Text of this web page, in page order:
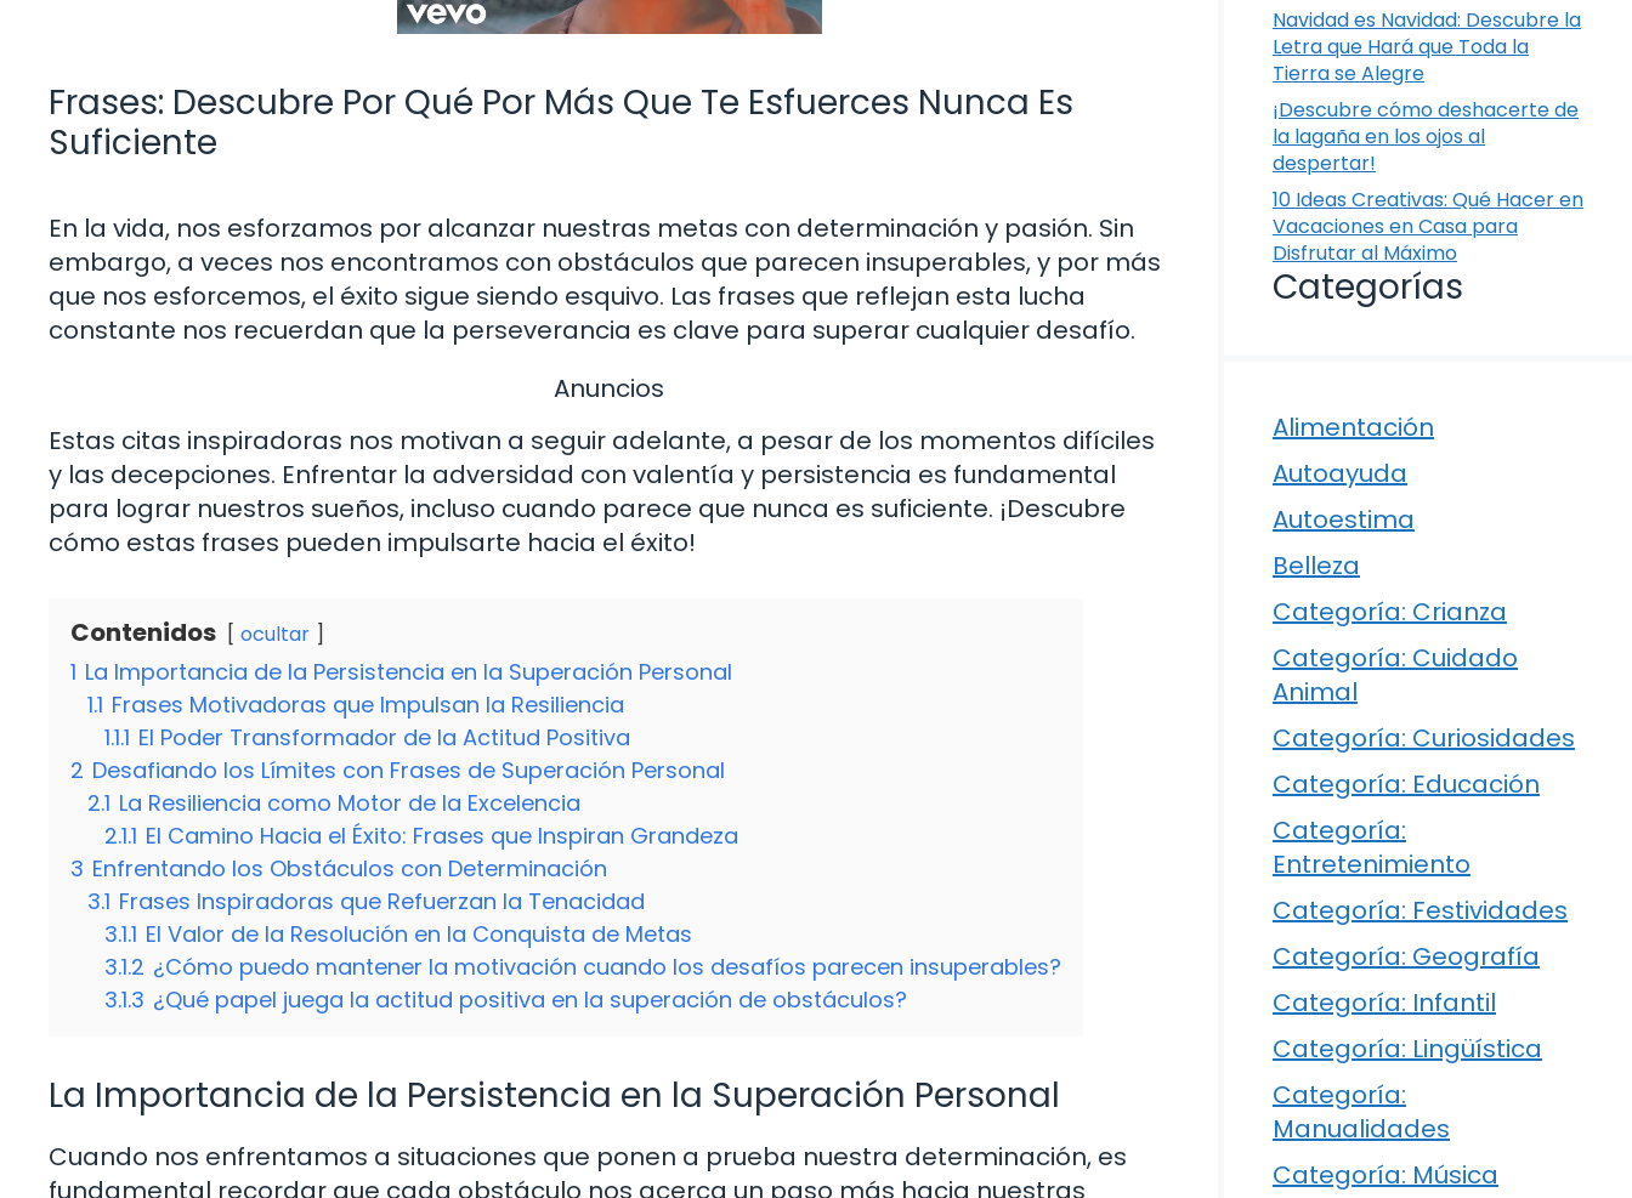
Frases: Descubre Por Qué Por Más Que Te Esfuerces Nunca Es
Suficiente
En la vida, nos esforzamos por alcanzar nuestras metas con determinación y pasión. Sin
embargo, a veces nos encontramos con obstáculos que parecen insuperables, y por más
que nos esforcemos, el éxito sigue siendo esquivo. Las frases que reflejan esta lucha
constante nos recuerdan que la perseverancia es clave para superar cualquier desafío.
Anuncios
Estas citas inspiradoras nos motivan a seguir adelante, a pesar de los momentos difíciles
y las decepciones. Enfrentar la adversidad con valentía y persistencia es fundamental
para lograr nuestros sueños, incluso cuando parece que nunca es suficiente. ¡Descubre
cómo estas frases pueden impulsarte hacia el éxito!
Contenidos ocultar
1 La Importancia de la Persistencia en la Superación Personal
1.1 Frases Motivadoras que Impulsan la Resiliencia
1.1.1 El Poder Transformador de la Actitud Positiva
2 Desafiando los Límites con Frases de Superación Personal
2.1 La Resiliencia como Motor de la Excelencia
2.1.1 El Camino Hacia el Éxito: Frases que Inspiran Grandeza
3 Enfrentando los Obstáculos con Determinación
3.1 Frases Inspiradoras que Refuerzan la Tenacidad
3.1.1 El Valor de la Resolución en la Conquista de Metas
3.1.2 ¿Cómo puedo mantener la motivación cuando los desafíos parecen insuperables?
3.1.3 ¿Qué papel juega la actitud positiva en la superación de obstáculos?
La Importancia de la Persistencia en la Superación Personal
Cuando nos enfrentamos a situaciones que ponen a prueba nuestra determinación, es
Navidad es Navidad: Descubre la
Letra que Hará que Toda la
Tierra se Alegre
¡Descubre cómo deshacerte de
la lagaña en los ojos al
despertar!
10 Ideas Creativas: Qué Hacer en
Vacaciones en Casa para
Disfrutar al Máximo
Categorías
Alimentación
Autoayuda
Autoestima
Belleza
Categoría: Crianza
Categoría: Cuidado
Animal
Categoría: Curiosidades
Categoría: Educación
Categoría:
Entretenimiento
Categoría: Festividades
Categoría: Geografía
Categoría: Infantil
Categoría: Lingüística
Categoría:
Manualidades
Categoría: Música